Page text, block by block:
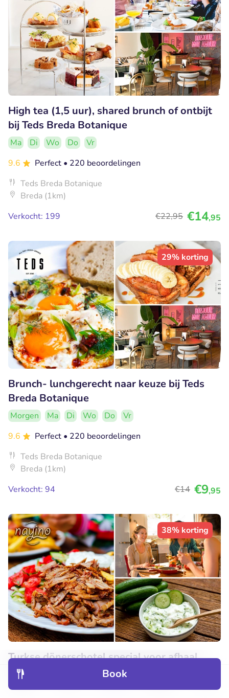
Book
High tea (1,5 uur), shared brunch of ontbijt
bij Teds Breda Botanique
Ma Di Wo Do
Vr
9.6
Perfect • 220 beoordelingen
Teds Breda Botanique
Breda (1km)
Verkocht: 199
€22,95 €14,95
29% korting
Brunch- lunchgerecht naar keuze bij Teds
Breda Botanique
Morgen Ma Di Wo Do
Vr
9.6
Perfect • 220 beoordelingen
Teds Breda Botanique
Breda (1km)
Verkocht: 94
€14 €9,95
38% korting
Turkse dönerschotel special voor afhaal
Vandaag